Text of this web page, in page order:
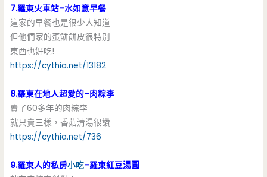
7.羅東火車站–水如意早餐
這家的早餐也是很少人知道
但他們家的蛋餅餅皮很特別
東西也好吃!
https://cythia.net/13182
8.羅東在地人超愛的–肉粽李
賣了60多年的肉粽李
就只賣三樣，香菇清湯很讚
https://cythia.net/736
9.羅東人的私房小吃–羅東紅豆湯圓